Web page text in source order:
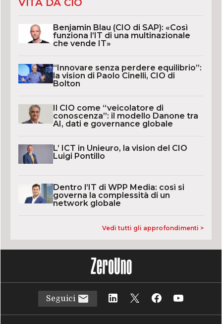
Benjamin Blau (CIO di SAP): «Così
funziona l’IT di una multinazionale
che vende IT»
“Innovare senza perdere equilibrio”:
la vision di Paolo Cinelli, CIO di
Bolton
Il CIO come “veicolatore di
conoscenza”: il modello Danone tra
AI, dati e governance globale
L’ ICT in Unieuro, la vision del CIO
Luigi Pontillo
Dentro l’IT di WPP Media: così si
governa la complessità di un
network globale
Vedi tutti gli approfondimenti >
Seguici